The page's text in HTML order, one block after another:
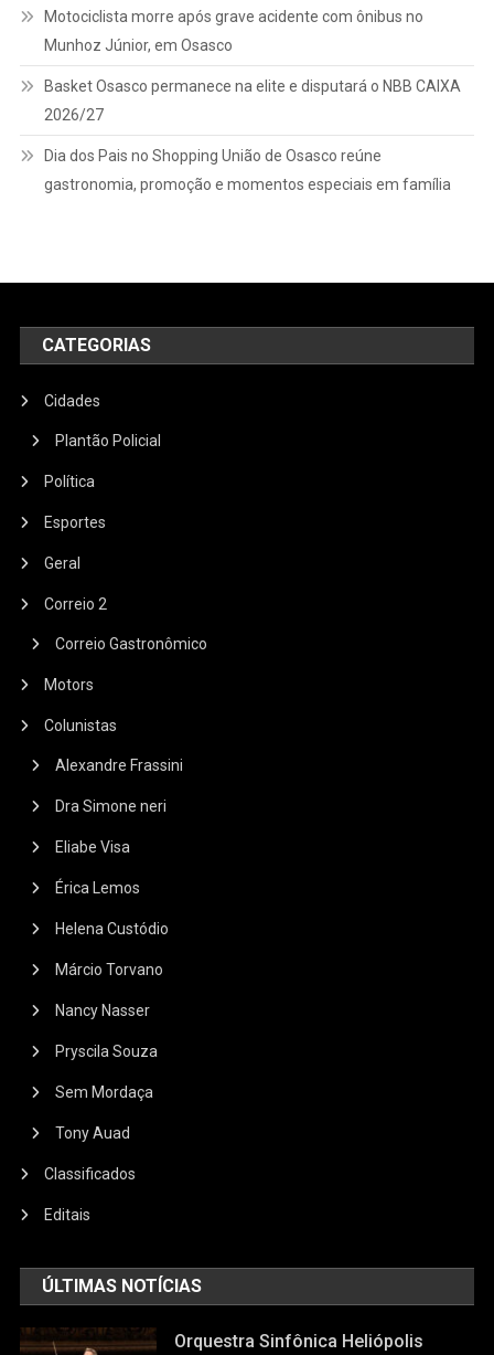
Motociclista morre após grave acidente com ônibus no
Munhoz Júnior, em Osasco
Basket Osasco permanece na elite e disputará o NBB CAIXA
2026/27
Dia dos Pais no Shopping União de Osasco reúne
gastronomia, promoção e momentos especiais em família
CATEGORIAS
Cidades
Plantão Policial
Política
Esportes
Geral
Correio 2
Correio Gastronômico
Motors
Colunistas
Alexandre Frassini
Dra Simone neri
Eliabe Visa
Érica Lemos
Helena Custódio
Márcio Torvano
Nancy Nasser
Pryscila Souza
Sem Mordaça
Tony Auad
Classificados
Editais
ÚLTIMAS NOTÍCIAS
Orquestra Sinfônica Heliópolis